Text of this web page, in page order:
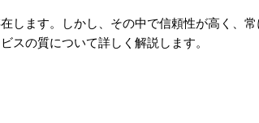
します。しかし、その中で信頼性が高く、
スの質について詳しく解説します。